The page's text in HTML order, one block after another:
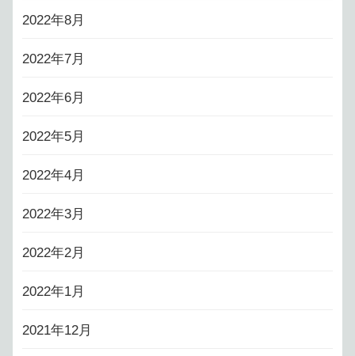
2022年8月
2022年7月
2022年6月
2022年5月
2022年4月
2022年3月
2022年2月
2022年1月
2021年12月